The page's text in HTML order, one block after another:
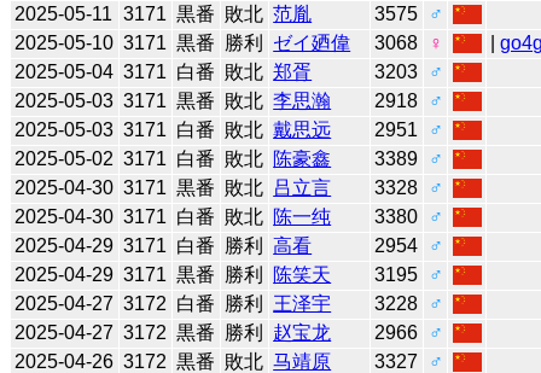
2025-05-11 3171 黒番 敗北 范胤 3575
♂
2025-05-10 3171 黒番 勝利 ゼイ廼偉 3068 ♀ |
2025-05-04 3171 白番 敗北 郑胥 3203
♂
2025-05-03 3171 黒番 敗北 李思瀚 2918
♂
2025-05-03 3171 白番 敗北 戴思远 2951
♂
2025-05-02 3171 白番 敗北 陈豪鑫 3389
♂
2025-04-30 3171 黒番 敗北 吕立言 3328
♂
2025-04-30 3171 白番 敗北 陈一纯 3380
♂
2025-04-29 3171 白番 勝利 高看 2954
♂
2025-04-29 3171 黒番 勝利 陈笑天 3195
♂
2025-04-27 3172 白番 勝利 王泽宇 3228
♂
2025-04-27 3172 黒番 勝利 赵宝龙 2966
♂
2025-04-26 3172 黒番 敗北 马靖原 3327
♂